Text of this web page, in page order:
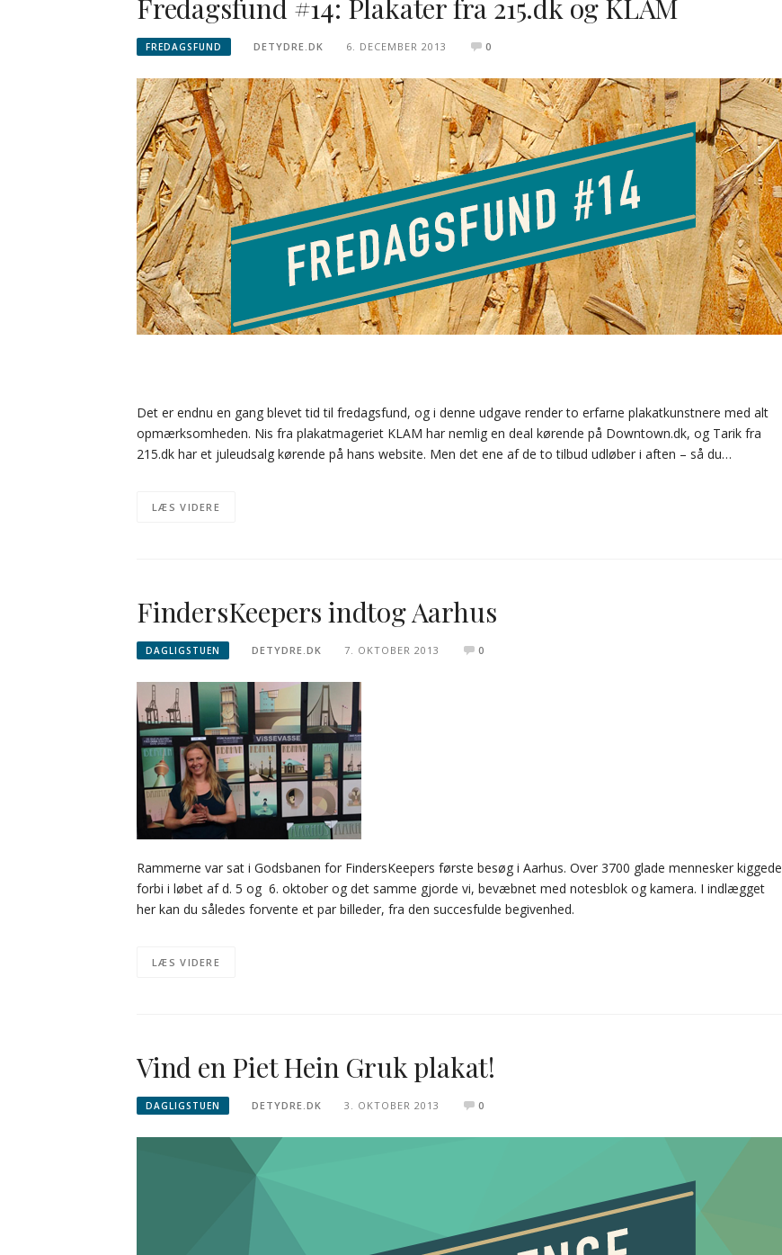
Fredagsfund #14: Plakater fra 215.dk og KLAM
FREDAGSFUND DETYDRE.DK 6. DECEMBER 2013 0
Det er endnu en gang blevet tid til fredagsfund, og i denne udgave render to erfarne plakatkunstnere med alt
opmærksomheden. Nis fra plakatmageriet KLAM har nemlig en deal kørende på Downtown.dk, og Tarik fra
215.dk har et juleudsalg kørende på hans website. Men det ene af de to tilbud udløber i aften – så du…
LÆS VIDERE
FindersKeepers indtog Aarhus
DAGLIGSTUEN DETYDRE.DK 7. OKTOBER 2013 0
Rammerne var sat i Godsbanen for FindersKeepers første besøg i Aarhus. Over 3700 glade mennesker kiggede
forbi i løbet af d. 5 og 6. oktober og det samme gjorde vi, bevæbnet med notesblok og kamera. I indlægget
her kan du således forvente et par billeder, fra den succesfulde begivenhed.
LÆS VIDERE
Vind en Piet Hein Gruk plakat!
DAGLIGSTUEN DETYDRE.DK 3. OKTOBER 2013 0